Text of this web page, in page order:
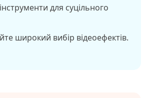
для суцільного
широкий вибір відеоефектів.